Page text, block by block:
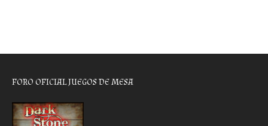
FORO OFICIAL JUEGOS DE MESA